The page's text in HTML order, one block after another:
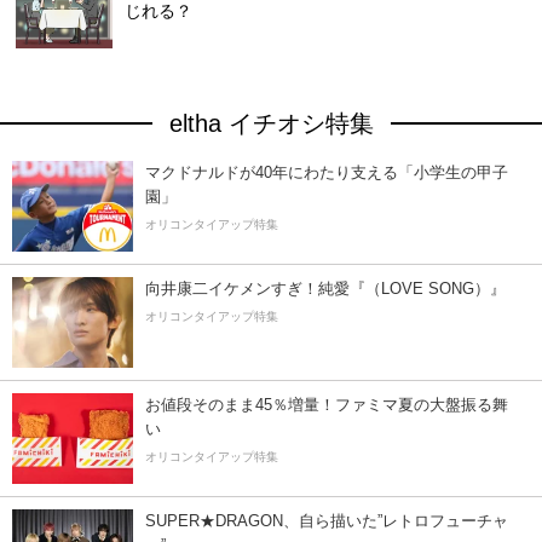
じれる？
eltha イチオシ特集
マクドナルドが40年にわたり支える「小学生の甲子
園」
オリコンタイアップ特集
向井康二イケメンすぎ！純愛『（LOVE SONG）』
オリコンタイアップ特集
お値段そのまま45％増量！ファミマ夏の大盤振る舞
い
オリコンタイアップ特集
SUPER★DRAGON、自ら描いた”レトロフューチャ